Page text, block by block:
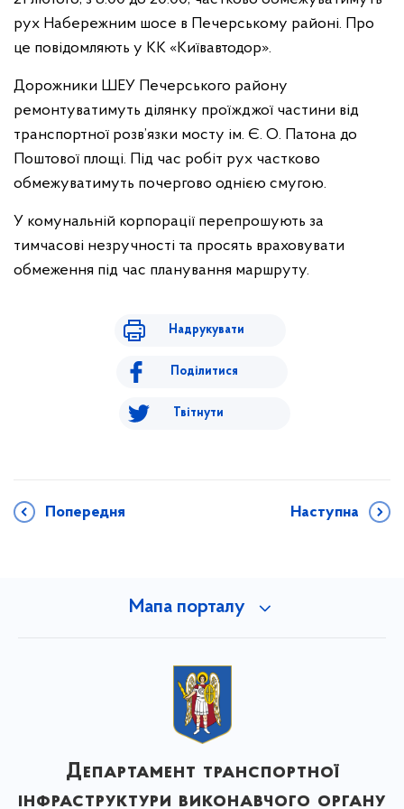
рух Набережним шосе в Печерському районі. Про
це повідомляють у КК «Київавтодор».
Дорожники ШЕУ Печерського району
ремонтуватимуть ділянку проїжджої частини від
транспортної розв’язки мосту ім. Є. О. Патона до
Поштової площі. Під час робіт рух частково
обмежуватимуть почергово однією смугою.
У комунальній корпорації перепрошують за
тимчасові незручності та просять враховувати
обмеження під час планування маршруту.
Надрукувати
Поділитися
Твітнути
Попередня Наступна
Мапа порталу
Департамент транспортної
інфраструктури виконавчого органу